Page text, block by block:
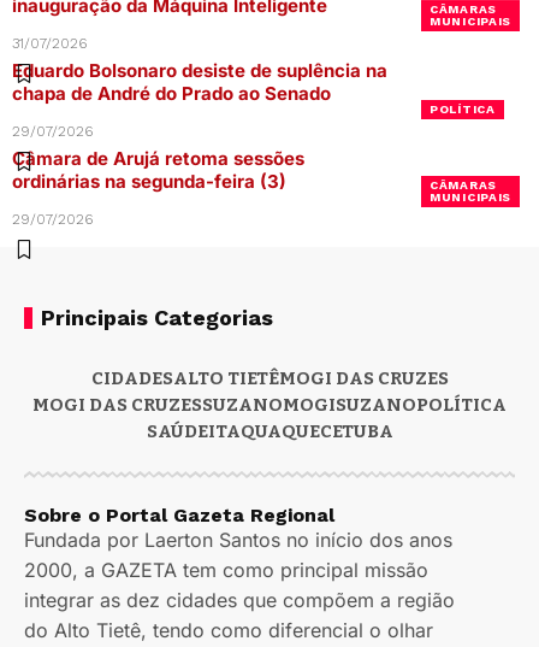
CÂMARAS
MUNICIPAIS
inauguração da Máquina Inteligente
31/07/2026
POLÍTICA
Eduardo Bolsonaro desiste de suplência na
chapa de André do Prado ao Senado
29/07/2026
CÂMARAS
MUNICIPAIS
Câmara de Arujá retoma sessões
ordinárias na segunda-feira (3)
29/07/2026
Principais Categorias
CIDADESALTO TIETÊMOGI DAS CRUZES
MOGI DAS CRUZESSUZANOMOGISUZANOPOLÍTICA
SAÚDEITAQUAQUECETUBA
Sobre o Portal Gazeta Regional
Fundada por Laerton Santos no início dos anos
2000, a GAZETA tem como principal missão
integrar as dez cidades que compõem a região
do Alto Tietê, tendo como diferencial o olhar